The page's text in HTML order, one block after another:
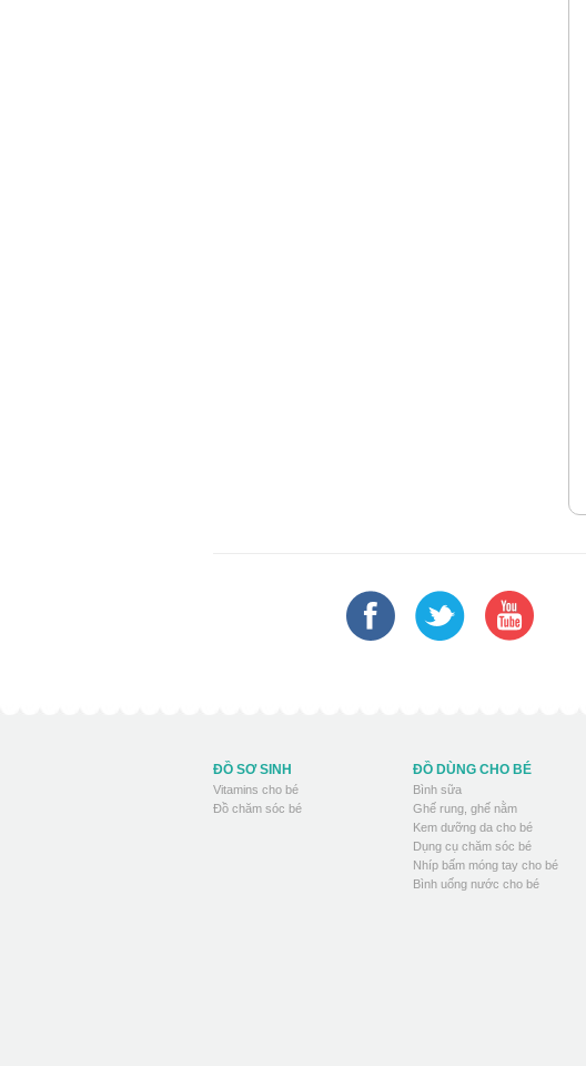
ĐỒ SƠ SINH
Vitamins cho bé
Đồ chăm sóc bé
ĐỒ DÙNG CHO BÉ
Bình sữa
Ghế rung, ghế nằm
Kem dưỡng da cho bé
Dụng cụ chăm sóc bé
Nhíp bấm móng tay cho bé
Bình uống nước cho bé